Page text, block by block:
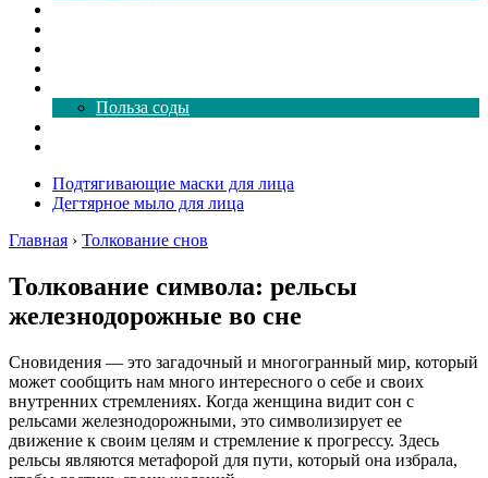
Польза соды
Подтягивающие маски для лица
Дегтярное мыло для лица
Главная › Толкование снов
Толкование символа: рельсы
железнодорожные во сне
Сновидения — это загадочный и многогранный мир, который
может сообщить нам много интересного о себе и своих
внутренних стремлениях. Когда женщина видит сон с
рельсами железнодорожными, это символизирует ее
движение к своим целям и стремление к прогрессу. Здесь
рельсы являются метафорой для пути, который она избрала,